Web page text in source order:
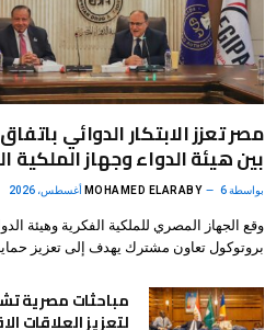
مصر تعزز الابتكار الدوائي
بين هيئة الدواء وجهاز الملكية
بواسطة MOHAMED ELARABY 6 أغسطس، 2026
وقع الجهاز المصري للملكية الفكرية وهيئة
بروتوكول تعاون مشترك يهدف إلى تعزيز
مباحثات مصرية
لتعزيز العلاقات